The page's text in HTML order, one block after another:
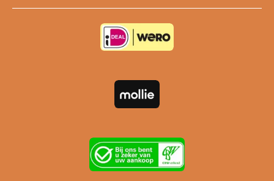
e
T
t